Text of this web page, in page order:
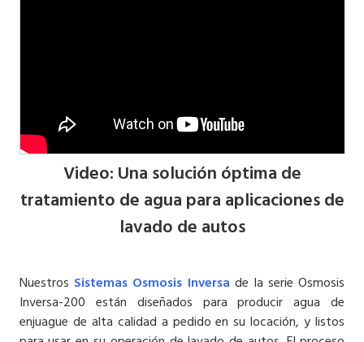
Video: Una solución óptima de
tratamiento de agua para aplicaciones de
lavado de autos
Nuestros Sistemas Osmosis Inversa de la serie Osmosis
Inversa-200 están diseñados para producir agua de
enjuague de alta calidad a pedido en su locación, y listos